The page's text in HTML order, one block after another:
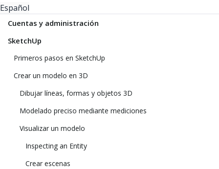
Español
Cuentas y administración
SketchUp
Primeros pasos en SketchUp
Crear un modelo en 3D
Dibujar líneas, formas y objetos 3D
Modelado preciso mediante mediciones
Visualizar un modelo
Inspecting an Entity
Crear escenas